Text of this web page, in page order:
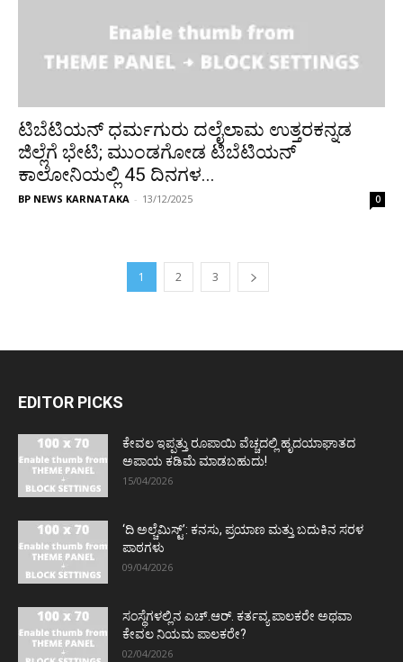
ಟಿಬೆಟಿಯನ್ ಧರ್ಮಗುರು ದಲೈಲಾಮ ಉತ್ತರಕನ್ನಡ
ಜಿಲ್ಲೆಗೆ ಭೇಟಿ; ಮುಂಡಗೋಡ ಟಿಬೆಟಿಯನ್
ಕಾಲೋನಿಯಲ್ಲಿ 45 ದಿನಗಳ...
BP NEWS KARNATAKA - 13/12/2025 0
1 2 3
EDITOR PICKS
ಕೇವಲ ಇಪ್ಪತ್ತು ರೂಪಾಯಿ ವೆಚ್ಚದಲ್ಲಿ ಹೃದಯಾಘಾತದ
ಅಪಾಯ ಕಡಿಮೆ ಮಾಡಬಹುದು!
15/04/2026
‘ದಿ ಅಲ್ಚೆಮಿಸ್ಟ್’: ಕನಸು, ಪ್ರಯಾಣ ಮತ್ತು ಬದುಕಿನ ಸರಳ
ಪಾಠಗಳು
09/04/2026
ಸಂಸ್ಥೆಗಳಲ್ಲಿನ ಎಚ್.ಆರ್. ಕರ್ತವ್ಯ ಪಾಲಕರೇ ಅಥವಾ
ಕೇವಲ ನಿಯಮ ಪಾಲಕರೇ?
02/04/2026